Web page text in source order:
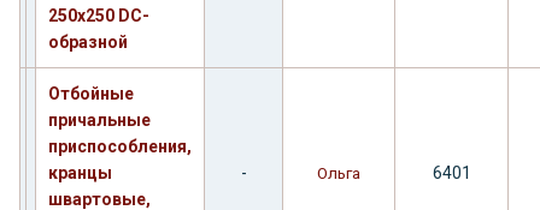
250х250 DC-
образной
Отбойные
причальные
приспособления,
кранцы
швартовые,
- Ольга 6401